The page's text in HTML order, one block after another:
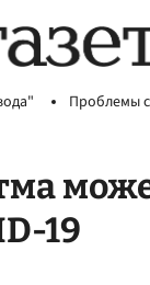
Проблемы
19